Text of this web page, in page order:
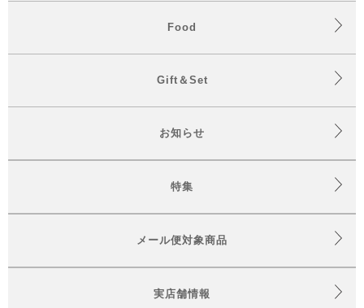
Food
Gift＆Set
お知らせ
特集
メール便対象商品
実店舗情報